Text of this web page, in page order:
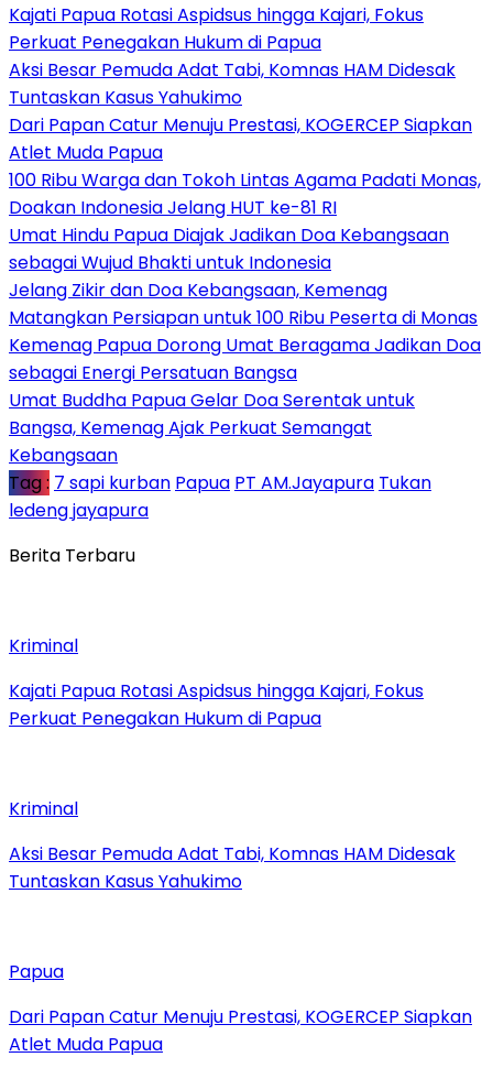
Kajati Papua Rotasi Aspidsus hingga Kajari, Fokus
Perkuat Penegakan Hukum di Papua
Aksi Besar Pemuda Adat Tabi, Komnas HAM Didesak
Tuntaskan Kasus Yahukimo
Dari Papan Catur Menuju Prestasi, KOGERCEP Siapkan
Atlet Muda Papua
100 Ribu Warga dan Tokoh Lintas Agama Padati Monas,
Doakan Indonesia Jelang HUT ke-81 RI
Umat Hindu Papua Diajak Jadikan Doa Kebangsaan
sebagai Wujud Bhakti untuk Indonesia
Jelang Zikir dan Doa Kebangsaan, Kemenag
Matangkan Persiapan untuk 100 Ribu Peserta di Monas
Kemenag Papua Dorong Umat Beragama Jadikan Doa
sebagai Energi Persatuan Bangsa
Umat Buddha Papua Gelar Doa Serentak untuk
Bangsa, Kemenag Ajak Perkuat Semangat
Kebangsaan
Tag : 7 sapi kurban Papua PT AM.Jayapura Tukan
ledeng jayapura
Berita Terbaru
Kriminal
Kajati Papua Rotasi Aspidsus hingga Kajari, Fokus
Perkuat Penegakan Hukum di Papua
Kriminal
Aksi Besar Pemuda Adat Tabi, Komnas HAM Didesak
Tuntaskan Kasus Yahukimo
Papua
Dari Papan Catur Menuju Prestasi, KOGERCEP Siapkan
Atlet Muda Papua